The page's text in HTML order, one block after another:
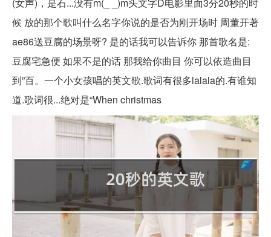
(女声)，是石...没有m(_ _)m头文字D电影里面3分20秒的时
候 放的那个歌叫什么名字你说的是否为刚开场时 周董开著
ae86送豆腐的场景呀? 是的话我可以告诉你 那首歌名是:
豆腐宅急便 如果不是的话 那我给你曲目 你可以依造曲目
到”百。一个小女孩唱的英文歌.歌词有很多lalala的.有谁知
道.歌词很...绝对是“When christmas